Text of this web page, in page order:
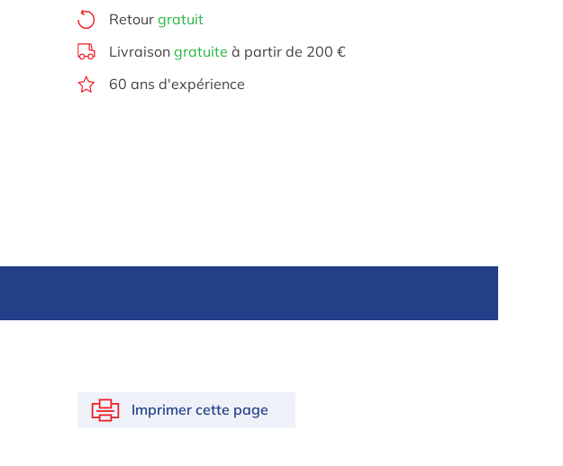
Retour gratuit
Livraison gratuite à partir de 200 €
60 ans d'expérience
Imprimer cette page